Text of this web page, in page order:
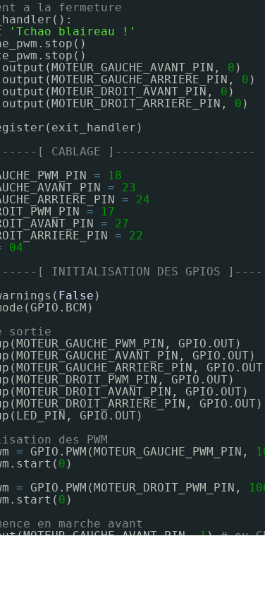
a la fermeture
'Tchao blaireau !'
0 )
0 )
0 )
0 )
[ CABLAGE ]--------------------
=
18
=
23
=
24
=
17
=
27
=
22
04
[ INITIALISATION DES GPIOS
False )
sortie
GPIO.OUT)
GPIO.OUT)
GPIO.OUT)
GPIO.OUT)
GPIO.OUT)
GPIO.OUT)
des PWM
= GPIO.PWM(MOTEUR_GAUCHE_PWM_PIN,
0 )
= GPIO.PWM(MOTEUR_DROIT_PWM_PIN,
0 )
en marche avant
1) # ou